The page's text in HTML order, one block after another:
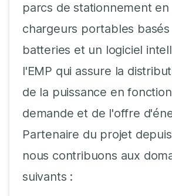
parcs de stationnement en
chargeurs portables
batteries et un logiciel
l'EMP qui assure la
de la puissance en
demande et de l'offre
Partenaire du projet
nous contribuons aux
suivants :